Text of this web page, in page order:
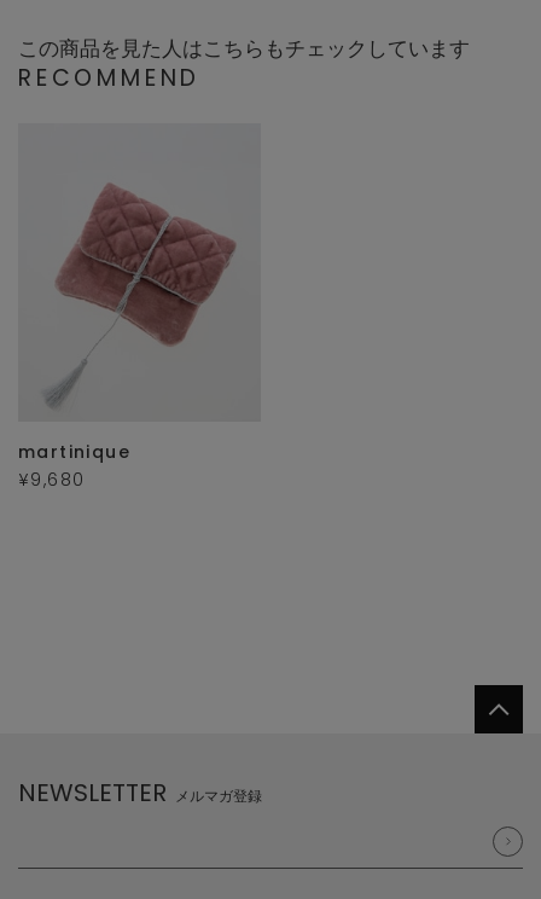
この商品を見た人はこちらもチェックしています
RECOMMEND
martinique
¥9,680
NEWSLETTER メルマガ登録